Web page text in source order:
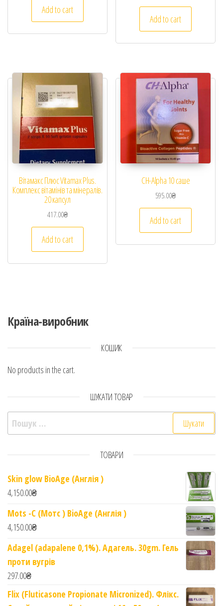
Add to cart
Add to cart
Вітамакс Плюс Vitamax Plus.
Комплекс вітамінів та мінералів.
20 капсул
417.00₴
Add to cart
CH-Alpha 10 саше
595.00₴
Add to cart
Країна-виробник
КОШИК
No products in the cart.
ШУКАТИ ТОВАР
Пошук:
ТОВАРИ
Skin glow BioAge (Англія )
4,150.00₴
Mots -C (Мотс ) BioAge (Англія )
4,150.00₴
Adagel (adapalene 0,1%). Адагель. 30gm. Гель
проти вугрів
297.00₴
Flix (Fluticasone Propionate Micronized). Флікс.